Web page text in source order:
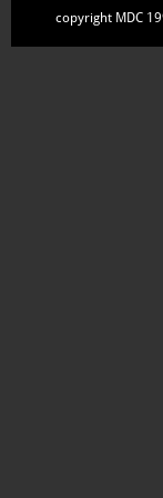
copyright MDC